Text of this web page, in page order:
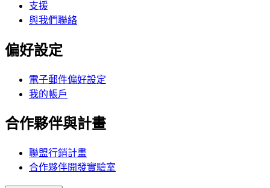
支援
與我們聯絡
偏好設定
電子郵件偏好設定
我的帳戶
合作夥伴與計畫
聯盟行銷計畫
合作夥伴開發實驗室